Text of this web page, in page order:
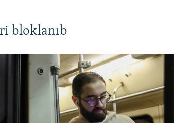
bloklanıb